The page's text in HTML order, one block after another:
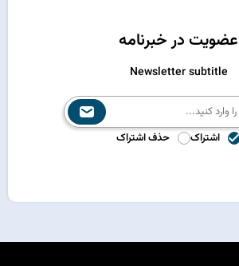
عضویت در خبرنامه
Newsletter subtitle
اشتراک حذف اشتراک